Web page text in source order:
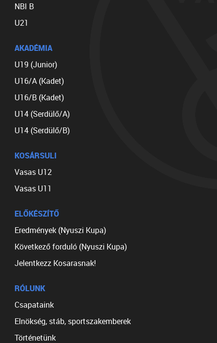
NBI B
U21
AKADÉMIA
U19 (Junior)
U16/A (Kadet)
U16/B (Kadet)
U14 (Serdülő/A)
U14 (Serdülő/B)
KOSÁRSULI
Vasas U12
Vasas U11
ELŐKÉSZÍTŐ
Eredmények (Nyuszi Kupa)
Következő forduló (Nyuszi Kupa)
Jelentkezz Kosarasnak!
RÓLUNK
Csapataink
Elnökség, stáb, sportszakemberek
Történetünk